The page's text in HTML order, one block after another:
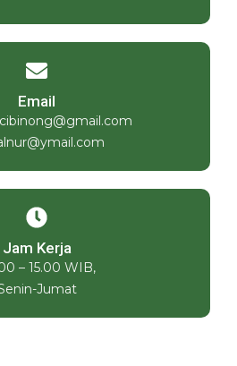
Email
Jam Kerja
– 15.00 WIB,
Jumat